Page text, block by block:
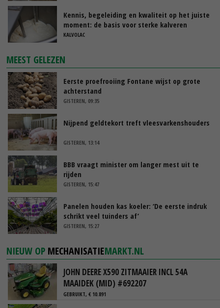
Kennis, begeleiding en kwaliteit op het juiste
moment: de basis voor sterke kalveren
KALVOLAC
MEEST GELEZEN
Eerste proefrooiing Fontane wijst op grote
achterstand
GISTEREN, 09:35
Nijpend geldtekort treft vleesvarkenshouders
GISTEREN, 13:14
BBB vraagt minister om langer mest uit te
rijden
GISTEREN, 15:47
Panelen houden kas koeler: ‘De eerste indruk
schrikt veel tuinders af’
GISTEREN, 15:27
NIEUW OP MECHANISATIEMARKT.NL
JOHN DEERE X590 ZITMAAIER INCL 54A
MAAIDEK (MID) #692207
GEBRUIKT, € 10.891